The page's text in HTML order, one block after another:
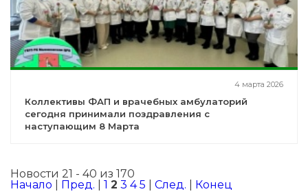
4 марта 2026
Коллективы ФАП и врачебных амбулаторий
сегодня принимали поздравления с
наступающим 8 Марта
Новости 21 - 40 из 170
Начало
Пред. 1 2 3 4 5 След. Конец